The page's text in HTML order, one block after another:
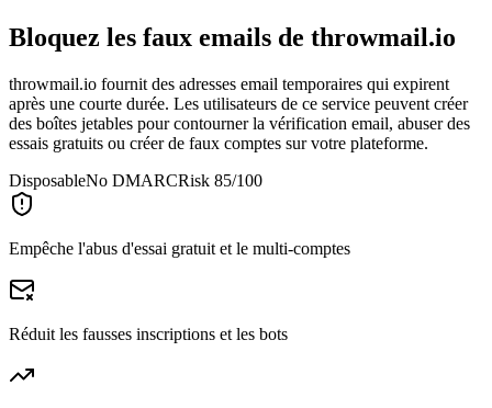
Bloquez les faux emails de throwmail.io
throwmail.io fournit des adresses email temporaires qui expirent
après une courte durée. Les utilisateurs de ce service peuvent créer
des boîtes jetables pour contourner la vérification email, abuser des
essais gratuits ou créer de faux comptes sur votre plateforme.
DisposableNo DMARCRisk 85/100
Empêche l'abus d'essai gratuit et le multi-comptes
Réduit les fausses inscriptions et les bots